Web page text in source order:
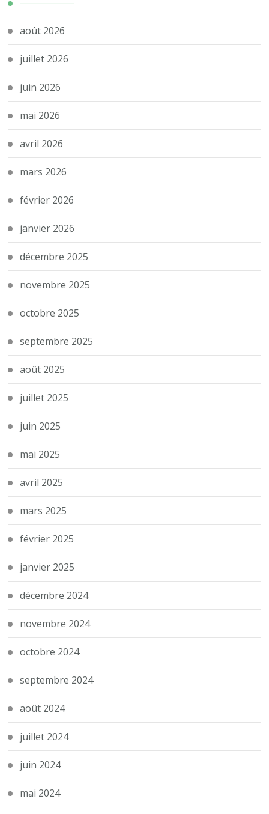
août 2026
juillet 2026
juin 2026
mai 2026
avril 2026
mars 2026
février 2026
janvier 2026
décembre 2025
novembre 2025
octobre 2025
septembre 2025
août 2025
juillet 2025
juin 2025
mai 2025
avril 2025
mars 2025
février 2025
janvier 2025
décembre 2024
novembre 2024
octobre 2024
septembre 2024
août 2024
juillet 2024
juin 2024
mai 2024